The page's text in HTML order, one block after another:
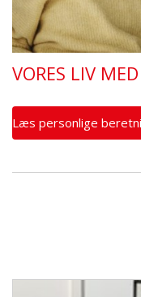
VORES LIV
Læs personlige